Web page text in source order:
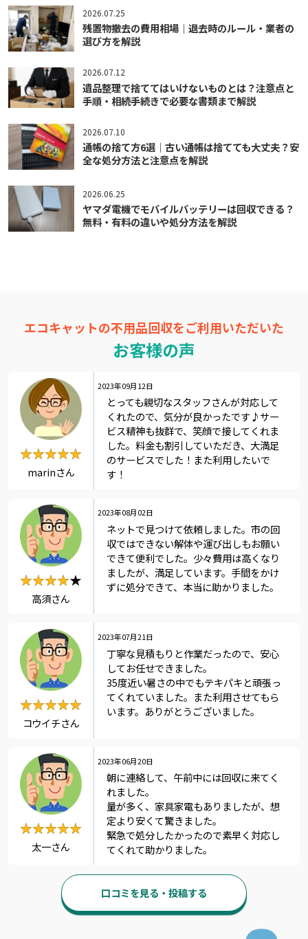
2026.07.25
残置物撤去の費用相場｜退去時のルール・業者の
選び方を解説
2026.07.12
遺品整理で捨ててはいけないものとは？注意点と
手順・相続手続きで必要な書類まで解説
2026.07.10
通帳の捨て方6選｜古い通帳は捨てても大丈夫？安
全な処分方法と注意点を解説
2026.06.25
ヤマダ電機でモバイルバッテリーは回収できる？
無料・有料の違いや処分方法を解説
エコキャットの不用品回収をご利用いただいた
お客様の声
2023年09月12日
★★★★★
★★★★★
marinさん
とっても親切なスタッフさんが対応して
くれたので、気分が良かったです♪サー
ビス精神も抜群で、笑顔で接してくれま
した。料金も割引していただき、大満足
のサービスでした！また利用したいで
す！
2023年08月02日
★★★★★
★★★★
高須さん
ネットで見つけて依頼しました。市の回
収ではできない解体や運び出しもお願い
できて便利でした。少々費用は高くなり
ましたが、満足しています。手間をかけ
ずに処分できて、本当に助かりました。
2023年07月21日
★★★★★
★★★★★
コウイチさん
丁寧な見積もりと作業だったので、安心
してお任せできました。
35度近い暑さの中でもテキパキと頑張っ
てくれていました。また利用させてもら
います。ありがとうございました。
2023年06月20日
★★★★★
★★★★★
太一さん
朝に連絡して、午前中には回収に来てく
れました。
量が多く、家具家電もありましたが、想
定より安くて驚きました。
緊急で処分したかったので素早く対応し
てくれて助かりました。
口コミを見る・投稿する